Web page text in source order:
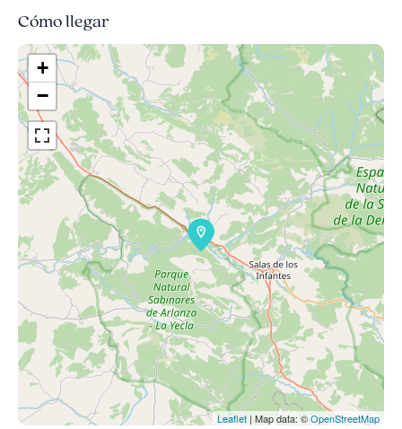
Cómo llegar
+
−
Leaflet | Map data: ©OpenStreetMap